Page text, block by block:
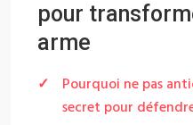
pour
arme
Pourquoi ne pas
secret pour